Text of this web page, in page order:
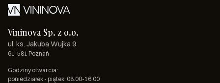
Vininova Sp. z o.o.
ul. ks. Jakuba Wujka 9
61-581 Poznań
Godziny otwarcia:
poniedziałek - piątek: 08.00-16.00